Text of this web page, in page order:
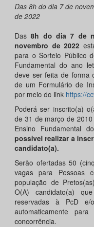
Das 8h do dia 7 de
de 2022
Das8h do dia 7 de
novembro de 2022
para o Sorteio Público
Fundamental do ano
deve ser feita de forma
de um Formulário de
por meio do link https://
Poderá ser inscrito(a)
de 31 de março de
Ensino Fundamental
possível realizar a
candidato(a).
Serão ofertadas 50
vagas para Pessoas
população de
O(A) candidato(a)
reservadas à PcD e/
automaticamente
concorrência.